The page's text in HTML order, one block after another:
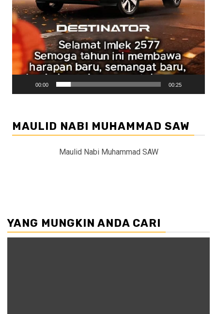
00:00 00:25
MAULID NABI MUHAMMAD SAW
Maulid Nabi Muhammad SAW
YANG MUNGKIN ANDA CARI